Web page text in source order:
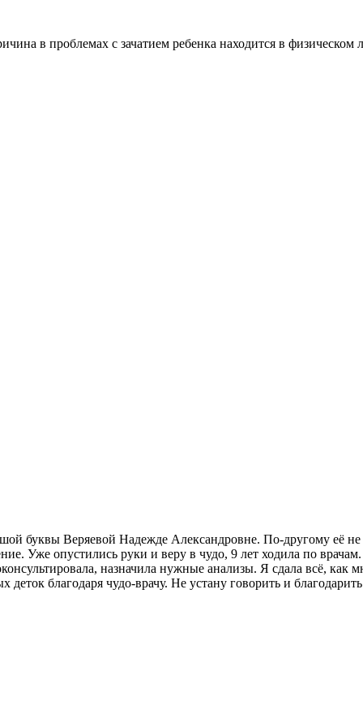
в проблемах с зачатием ребенка находится в физическом
буквы Веряевой Надежде Александровне. По-другому её не
Уже опустились руки и веру в чудо, 9 лет ходила по
назначила нужные анализы. Я сдала всё, как
благодаря чудо-врачу. Не устану говорить и